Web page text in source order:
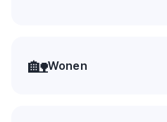
🏡Wonen